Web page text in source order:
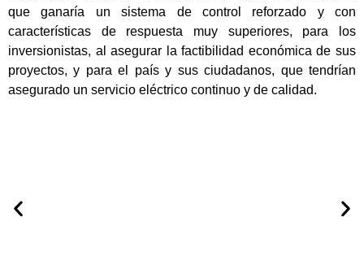
que ganaría un sistema de control reforzado y con
características de respuesta muy superiores, para los
inversionistas, al asegurar la factibilidad económica de sus
proyectos, y para el país y sus ciudadanos, que tendrían
asegurado un servicio eléctrico continuo y de calidad.